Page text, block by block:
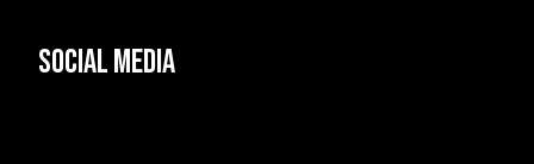
Social media